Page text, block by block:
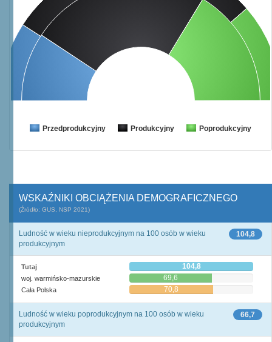
Przedprodukcyjny Produkcyjny Poprodukcyjny
WSKAŹNIKI OBCIĄŻENIA DEMOGRAFICZNEGO
(Źródło: GUS, NSP 2021)
104,8
Ludność w wieku nieprodukcyjnym na 100 osób w wieku
produkcyjnym
Tutaj 104,8
woj. warmińsko-mazurskie 69,6
Cała Polska 70,8
66,7
Ludność w wieku poprodukcyjnym na 100 osób w wieku
produkcyjnym